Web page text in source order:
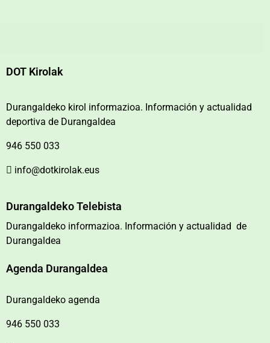
DOT Kirolak
Durangaldeko kirol informazioa. Información y actualidad
deportiva de Durangaldea
946 550 033
info@dotkirolak.eus
Durangaldeko Telebista
Durangaldeko informazioa. Información y actualidad de
Durangaldea
Agenda Durangaldea
Durangaldeko agenda
946 550 033